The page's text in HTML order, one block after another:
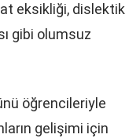
eksikliği, dislektik
gibi olumsuz
öğrencileriyle
gelişimi için